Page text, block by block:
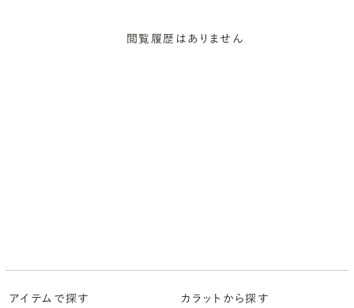
閲覧履歴はありません
アイテムで探す
カラットから探す